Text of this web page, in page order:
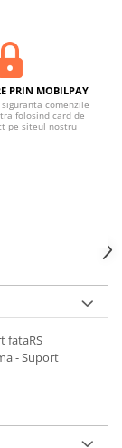
PRIN MOBILPAY
comenzile
folosind card de
pe siteul nostru
fataRS
- Suport